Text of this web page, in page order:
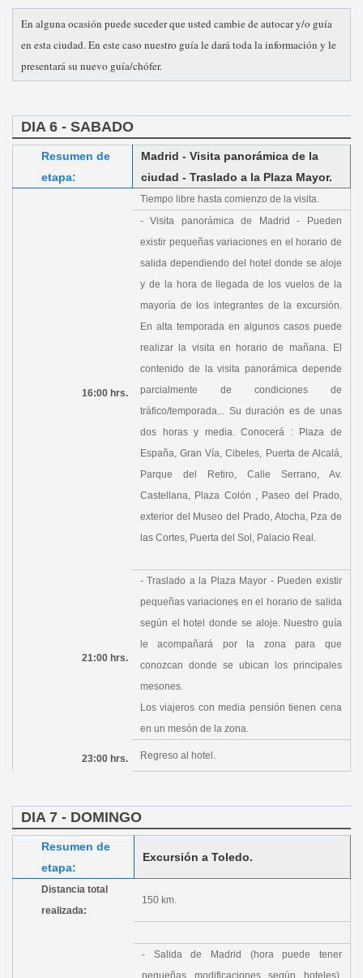
En alguna ocasión puede suceder que usted cambie de autocar y/o guía
en esta ciudad. En este caso nuestro guía le dará toda la información y le
presentará su nuevo guía/chófer.
DIA 6 - SABADO
Resumen de
etapa:
Madrid - Visita panorámica de la
ciudad - Traslado a la Plaza Mayor.
Tiempo libre hasta comienzo de la visita.
16:00 hrs.
- Visita panorámica de Madrid - Pueden
existir pequeñas variaciones en el horario de
salida dependiendo del hotel donde se aloje
y de la hora de llegada de los vuelos de la
mayoría de los integrantes de la excursión.
En alta temporada en algunos casos puede
realizar la visita en horario de mañana. El
contenido de la visita panorámica depende
parcialmente de condiciones de
tráfico/temporada... Su duración es de unas
dos horas y media. Conocerá : Plaza de
España, Gran Vía, Cibeles, Puerta de Alcalá,
Parque del Retiro, Calle Serrano, Av.
Castellana, Plaza Colón , Paseo del Prado,
exterior del Museo del Prado, Atocha, Pza de
las Cortes, Puerta del Sol, Palacio Real.
21:00 hrs.
- Traslado a la Plaza Mayor - Pueden existir
pequeñas variaciones en el horario de salida
según el hotel donde se aloje. Nuestro guía
le acompañará por la zona para que
conozcan donde se ubican los principales
mesones.
Los viajeros con media pensión tienen cena
en un mesón de la zona.
23:00 hrs. Regreso al hotel.
DIA 7 - DOMINGO
Resumen de
etapa:
Excursión a Toledo.
Distancia total
realizada:
150 km.
- Salida de Madrid (hora puede tener
pequeñas modificaciones según hoteles).